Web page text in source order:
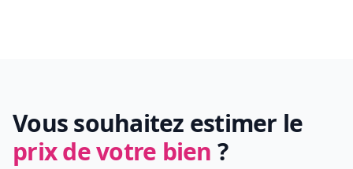
Vous souhaitez estimer le
prix de votre bien ?